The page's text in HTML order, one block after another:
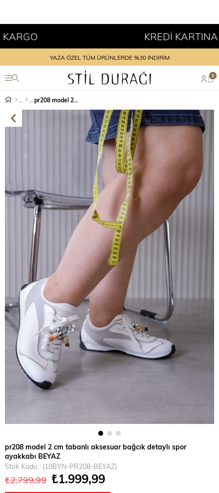
KREDİ KARTINA
YAZA ÖZEL TÜM ÜRÜNLERDE %30 İNDİRİM
0
pr208 model 2 cm tabanlı aksesuar bağcık detaylı spor ayakkabı BEYAZ
pr208 model 2 cm tabanlı aksesuar bağcık detaylı spor
ayakkabı BEYAZ
Stok Kodu
(10BYN-PR208-BEYAZ)
₺2.799,99 ₺1.999,99